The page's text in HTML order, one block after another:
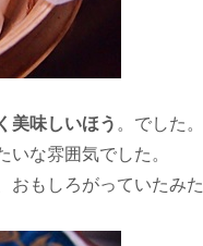
美味しいほう 。でした。
な雰囲気でした。
おもしろがっていたみた